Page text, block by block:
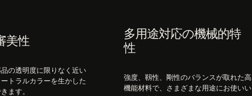
美性
の透明度に限りなく近い
トラルカラーを生かした
ます。
多用途対応の機械的特
性
強度、靱性、剛性のバランスが取れた高
機能材料で、さまざまな用途にお使いい